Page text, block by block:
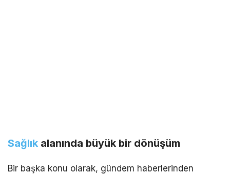
Sağlık alanında büyük bir dönüşüm
Bir başka konu olarak, gündem haberlerinden